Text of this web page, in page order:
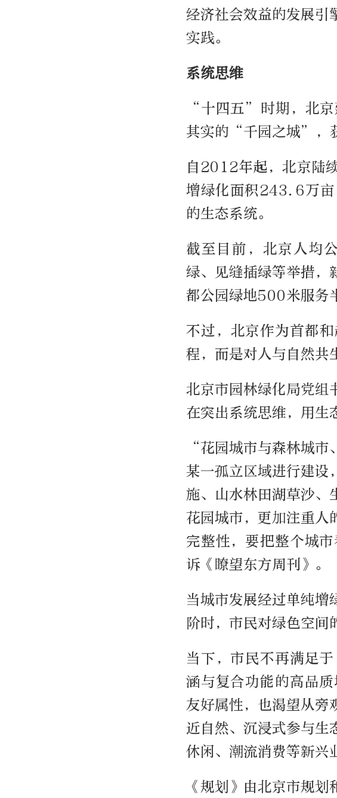
经济社会效益的发展引
实践。
系统思维
“十四五”时期，北京
其实的“千园之城”，
自2012年起，北京陆
增绿化面积243.6万亩
的生态系统。
截至目前，北京人均
绿、见缝插绿等举措
都公园绿地500米服务
不过，北京作为首都
程，而是对人与自然共
北京市园林绿化局党组
在突出系统思维，用生
“花园城市与森林城市
某一孤立区域进行建设
施、山水林田湖草沙、
花园城市，更加注重人
完整性，要把整个城
诉《瞭望东方周刊》。
当城市发展经过单纯增
阶时，市民对绿色空间
当下，市民不再满足
涵与复合功能的高品
友好属性，也渴望从旁
近自然、沉浸式参与生
休闲、潮流消费等新兴
《规划》由北京市规